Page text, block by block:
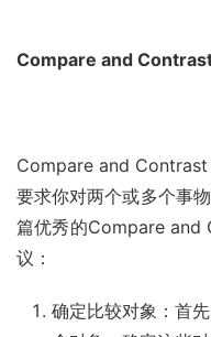
Compare and
Compare and Contrast
要求你对两个或多个事
篇优秀的Compare and
议：
确定比较对象：首